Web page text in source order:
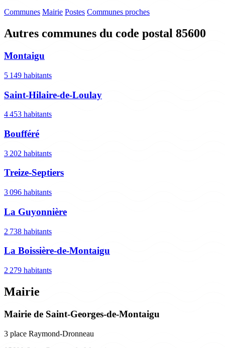
Communes Mairie Postes Communes proches
Autres communes du code postal 85600
Montaigu
5 149 habitants
Saint-Hilaire-de-Loulay
4 453 habitants
Boufféré
3 202 habitants
Treize-Septiers
3 096 habitants
La Guyonnière
2 738 habitants
La Boissière-de-Montaigu
2 279 habitants
Mairie
Mairie de Saint-Georges-de-Montaigu
3 place Raymond-Dronneau